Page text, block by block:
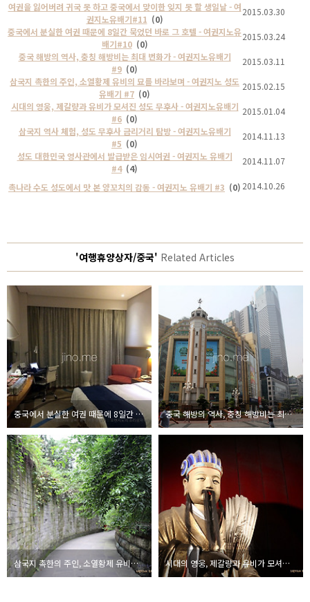
여권을 잃어버려 귀국 못 하고 중국에서 맞이한 잊지 못 할 생일날 - 여
권지노유배기#11 (0)
2015.03.30
중국에서 분실한 여권 때문에 8일간 묵었던 바로 그 호텔 - 여권지노유
배기#10 (0)
2015.03.24
중국 해방의 역사, 충칭 해방비는 최대 번화가 - 여권지노유배기
#9 (0)
2015.03.11
삼국지 촉한의 주인, 소열황제 유비의 묘를 바라보며 - 여권지노 성도
유배기 #7 (0)
2015.02.15
시대의 영웅, 제갈량과 유비가 모셔진 성도 무후사 - 여권지노유배기
#6 (0)
2015.01.04
삼국지 역사 체험, 성도 무후사 금리거리 탐방 - 여권지노유배기
#5 (0)
2014.11.13
성도 대한민국 영사관에서 발급받은 임시여권 - 여권지노 유배기
#4 (4)
2014.11.07
촉나라 수도 성도에서 맛 본 양꼬치의 감동 - 여권지노 유배기 #3 (0) 2014.10.26
'여행휴양상자/중국' Related Articles
중국에서 분실한 여권 때문에 8일간 묵었던 바로 그 호텔 - 여권지노유배기#10 중국 해방의 역사, 충칭 해방비는 최대 번화가 - 여권지노유배기 #9
삼국지 촉한의 주인, 소열황제 유비의 묘를 바라보며 - 여권지노 성도 유배기 #7 시대의 영웅, 제갈량과 유비가 모셔진 성도 무후사 - 여권지노유배기 #6